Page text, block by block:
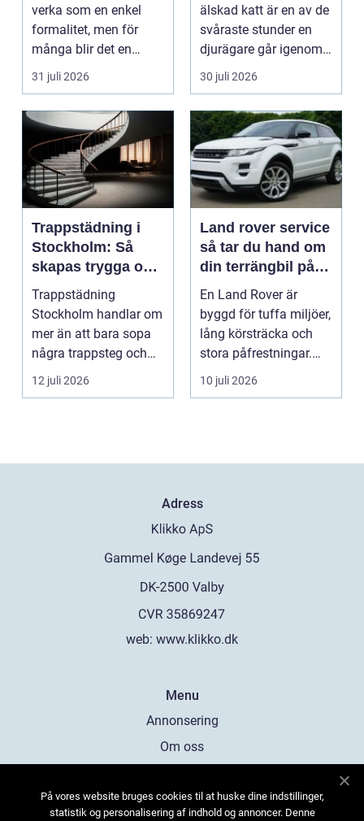
verka som en enkel
formalitet, men för
många blir det en
oväntad källa till str...
31 juli 2026
älskad katt är en av de
svåraste stunder en
djurägare går igenom.
Beslutet o...
30 juli 2026
Trappstädning i
Stockholm: Så
skapas trygga och
trivsamma
trapphus
Trappstädning
Stockholm handlar om
mer än att bara sopa
några trappsteg och
torka en...
12 juli 2026
Land rover service
så tar du hand om
din terrängbil på
rätt sätt
En Land Rover är
byggd för tuffa miljöer,
lång körsträcka och
stora påfrestningar.
Samtidigt är det ...
10 juli 2026
Adress
web: www.klikko.dk
Menu
Annonsering
Om oss
Kontakta oss
På vores website bruges cookies til at huske dine indstillinger,
statistik og personalisering af indhold og annoncer. Denne